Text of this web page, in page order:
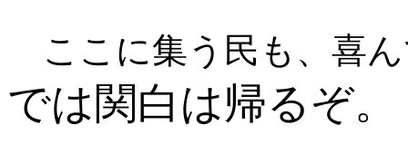
ここに集う民も、喜
では関白は帰るぞ。